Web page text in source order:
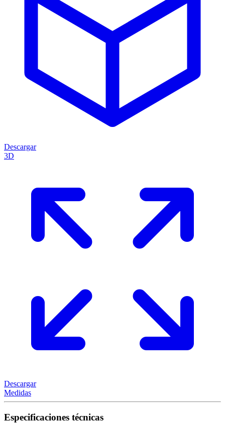
Descargar
3D
Descargar
Medidas
Especificaciones técnicas